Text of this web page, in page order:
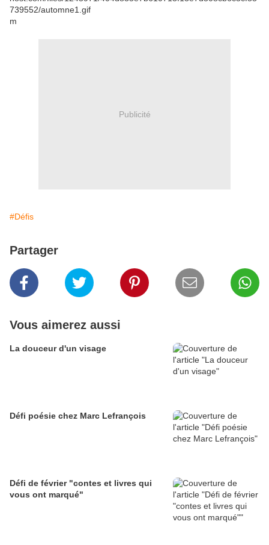
m
Publicité
#Défis
Partager
Vous aimerez aussi
La douceur d'un visage
Défi poésie chez Marc Lefrançois
Défi de février "contes et livres qui
vous ont marqué"